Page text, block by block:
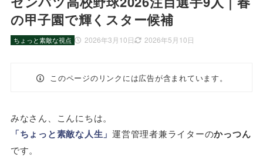
の甲子園で輝くスター候補
2026年3月10日 2026年5月10日
ちょっと素敵な視点
このページのリンクには広告が含まれています。
みなさん、こんにちは。
「ちょっと素敵な人生」運営管理者兼ライターのかっつん
です。